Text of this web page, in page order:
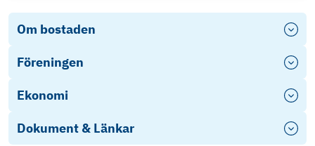
Om bostaden
Föreningen
Ekonomi
Dokument & Länkar